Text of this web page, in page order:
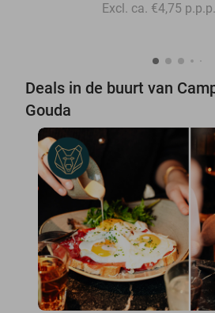
Excl. ca. €4,75
Deals in de buurt van
Gouda